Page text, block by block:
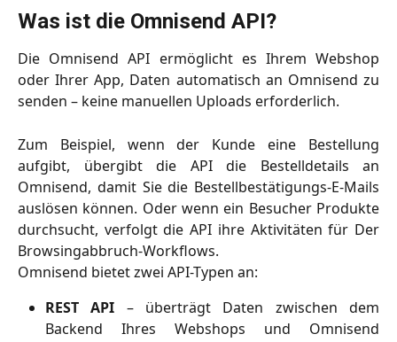
Was ist die Omnisend API?
Die Omnisend API ermöglicht es Ihrem Webshop
oder Ihrer App, Daten automatisch an Omnisend zu
senden – keine manuellen Uploads erforderlich.
Zum Beispiel, wenn der Kunde eine Bestellung
aufgibt, übergibt die API die Bestelldetails an
Omnisend, damit Sie die Bestellbestätigungs-E-Mails
auslösen können. Oder wenn ein Besucher Produkte
durchsucht, verfolgt die API ihre Aktivitäten für Der
Browsingabbruch-Workflows.
Omnisend bietet zwei API-Typen an:
REST API – überträgt Daten zwischen dem
Backend Ihres Webshops und Omnisend